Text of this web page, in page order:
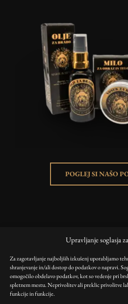
Upravljanje soglasja
Za zagotavljanje najboljših izkušenj uporabljamo
shranjevanje in/ali dostop do podatkov o napravi.
omogočilo obdelavo podatkov, kot so vedenje pri
spletnem mestu. Neprivolitev ali preklic privolitve
funkcije in funkcije.
POGLEJ SI NAŠO
Blog
Moj račun